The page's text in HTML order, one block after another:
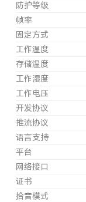
防护等级
帧率
固定方式
工作温度
存储温度
工作湿度
工作电压
开发协议
推流协议
语言支持
平台
网络接口
证书
拾音模式